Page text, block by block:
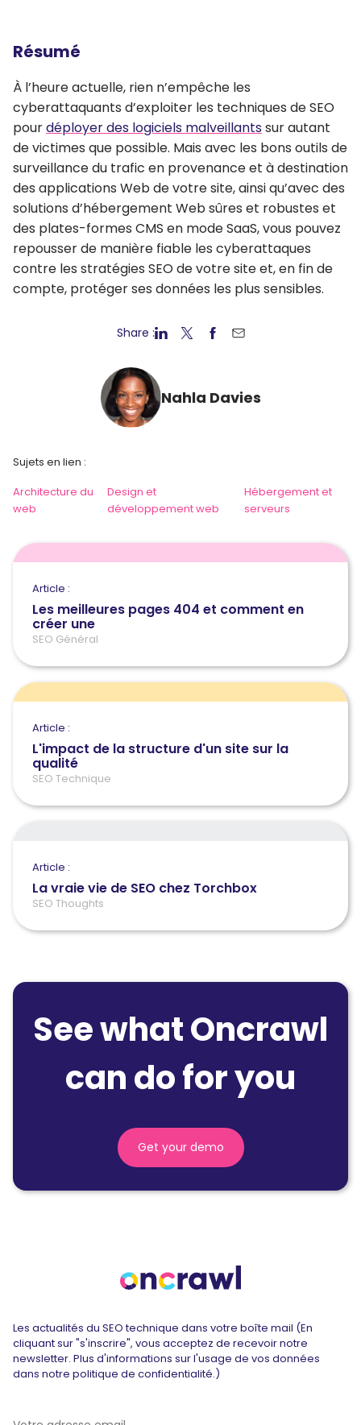
Résumé
À l’heure actuelle, rien n’empêche les
cyberattaquants d’exploiter les techniques de SEO
pourdéployer des logiciels malveillantssur autant
de victimes que possible. Mais avec les bons outils de
surveillance du trafic en provenance et à destination
des applications Web de votre site, ainsi qu’avec des
solutions d’hébergement Web sûres et robustes et
des plates-formes CMS en mode SaaS, vous pouvez
repousser de manière fiable les cyberattaques
contre les stratégies SEO de votre site et, en fin de
compte, protéger ses données les plus sensibles.
Share :
Nahla Davies
Sujets en lien :
Architecture du
web
Design et
développement web
Hébergement et
serveurs
Article :
Les meilleures pages 404 et comment en
créer une
SEO Général
Article :
L'impact de la structure d'un site sur la
qualité
SEO Technique
Article :
La vraie vie de SEO chez Torchbox
SEO Thoughts
See what Oncrawl
can do for you
Get your demo
Les actualités du SEO technique dans votre boîte mail (En
cliquant sur "s'inscrire", vous acceptez de recevoir notre
newsletter. Plus d'informations sur l'usage de vos données
dans notre politique de confidentialité.)